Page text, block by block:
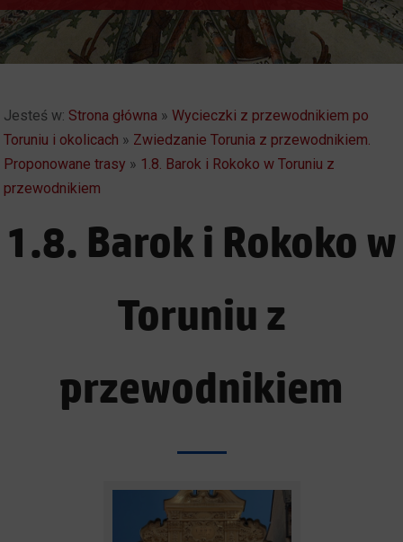
Zwiedzanie Torunia
Jesteś w: Strona główna »Wycieczki z przewodnikiem po
Toruniu i okolicach » Zwiedzanie Torunia z przewodnikiem.
Proponowane trasy » 1.8. Barok i Rokoko w Toruniu z
przewodnikiem
1.8. Barok i Rokoko w
Toruniu z
przewodnikiem